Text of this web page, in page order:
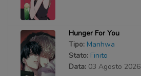
Hunger For You
Tipo: Manhwa
Stato: Finito
Data: 03 Agosto 2026